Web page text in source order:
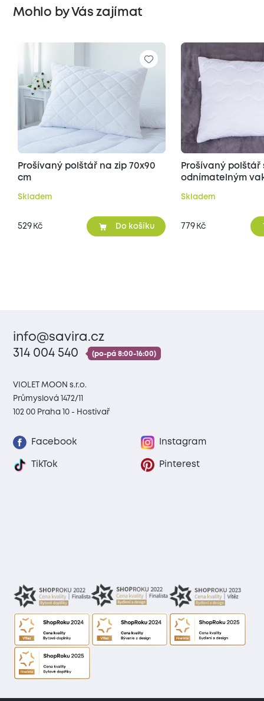
Mohlo by Vás zajímat
Prošívaný polštář na zip 70x90
cm
Skladem
529 Kč Do košíku
Prošívaný polštář
odnímatelným
Skladem
779 Kč
info@savira.cz
314 004 540
(po-pá 8:00-16:00)
VIOLET MOON s.r.o.
Průmyslová 1472/11
102 00 Praha 10 - Hostivař
Facebook Instagram
TikTok Pinterest